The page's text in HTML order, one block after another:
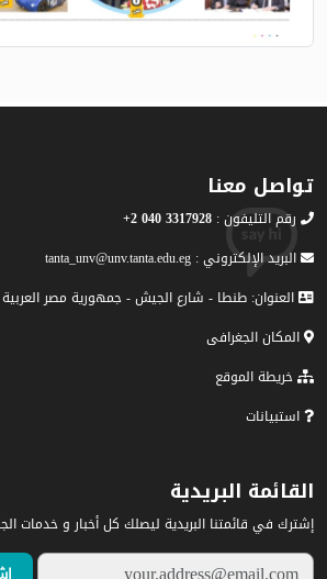
تواصل معنا
رقم التليفون : 3317928 040 2+
البريد الإلكتروني : tanta_unv@unv.tanta.edu.eg
العنوان: طنطا - شارع الجيش - جمهورية مصر العربية
المكان الجغرافى
خريطة الموقع
استبيانات
القائمة البريدية
إشترك في قائمتنا البريدية ليصلك كل أخبار و خدمات